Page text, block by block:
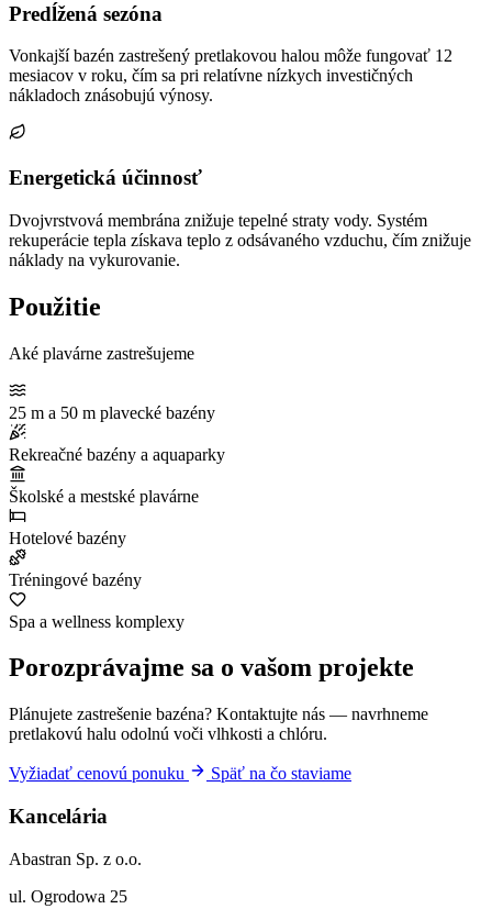
Predĺžená sezóna
Vonkajší bazén zastrešený pretlakovou halou môže fungovať 12
mesiacov v roku, čím sa pri relatívne nízkych investičných
nákladoch znásobujú výnosy.
Energetická účinnosť
Dvojvrstvová membrána znižuje tepelné straty vody. Systém
rekuperácie tepla získava teplo z odsávaného vzduchu, čím znižuje
náklady na vykurovanie.
Použitie
Aké plavárne zastrešujeme
25 m a 50 m plavecké bazény
Rekreačné bazény a aquaparky
Školské a mestské plavárne
Hotelové bazény
Tréningové bazény
Spa a wellness komplexy
Porozprávajme sa o vašom projekte
Plánujete zastrešenie bazéna? Kontaktujte nás — navrhneme
pretlakovú halu odolnú voči vlhkosti a chlóru.
Vyžiadať cenovú ponuku Späť na čo staviame
Kancelária
Abastran Sp. z o.o.
ul. Ogrodowa 25